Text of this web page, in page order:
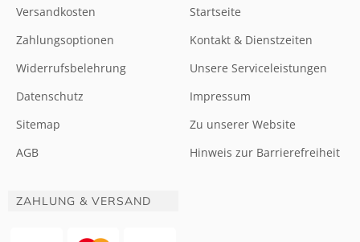
Versandkosten
Zahlungsoptionen
Widerrufsbelehrung
Datenschutz
Sitemap
AGB
Startseite
Kontakt & Dienstzeiten
Unsere Serviceleistungen
Impressum
Zu unserer Website
Hinweis zur Barrierefreiheit
ZAHLUNG & VERSAND